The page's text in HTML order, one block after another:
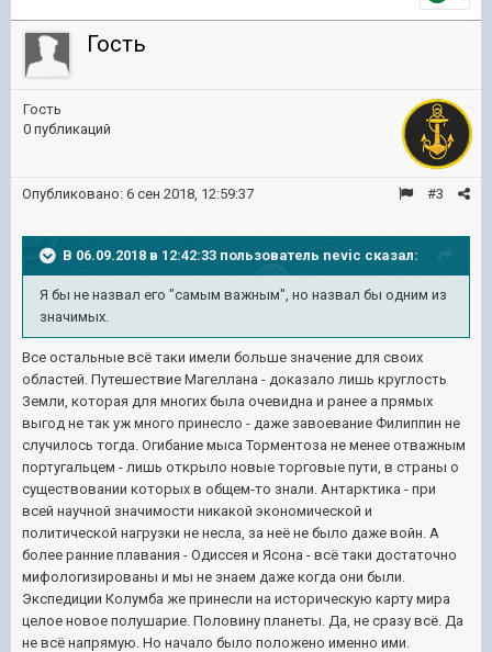
Гость
Гость
0 публикаций
#3
Опубликовано: 6 сен 2018, 12:59:37
В 06.09.2018 в 12:42:33 пользователь nevic сказал:
Я бы не назвал его "самым важным", но назвал бы одним из
значимых.
Все остальные всё таки имели больше значение для своих
областей. Путешествие Магеллана - доказало лишь круглость
Земли, которая для многих была очевидна и ранее а прямых
выгод не так уж много принесло - даже завоевание Филиппин не
случилось тогда. Огибание мыса Торментоза не менее отважным
португальцем - лишь открыло новые торговые пути, в страны о
существовании которых в общем-то знали. Антарктика - при
всей научной значимости никакой экономической и
политической нагрузки не несла, за неё не было даже войн. А
более ранние плавания - Одиссея и Ясона - всё таки достаточно
мифологизированы и мы не знаем даже когда они были.
Экспедиции Колумба же принесли на историческую карту мира
целое новое полушарие. Половину планеты. Да, не сразу всё. Да
не всё напрямую. Но начало было положено именно ими.